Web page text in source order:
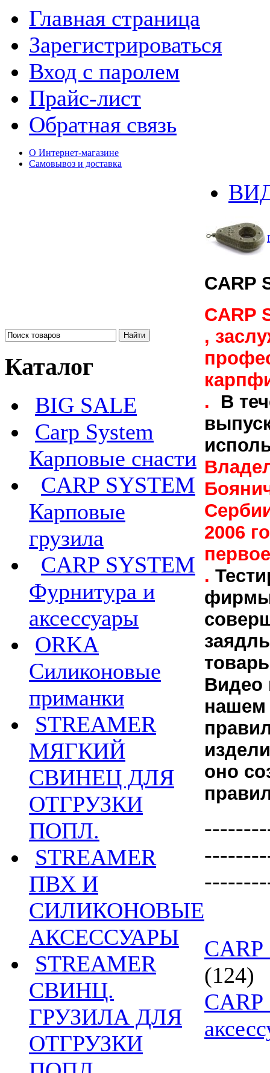
Главная страница
Зарегистрироваться
Вход с паролем
Прайс-лист
Обратная связь
О Интернет-магазине
Самовывоз и доставка
Каталог
BIG SALE
Carp System
Карповые снасти
CARP SYSTEM
Карповые
грузила
CARP SYSTEM
Фурнитура и
аксессуары
ORKA
Силиконовые
приманки
STREAMER
МЯГКИЙ
СВИНЕЦ ДЛЯ
ОТГРУЗКИ
ПОПЛ.
STREAMER
ПВХ И
СИЛИКОНОВЫЕ
АКСЕССУАРЫ
STREAMER
СВИНЦ.
ГРУЗИЛА ДЛЯ
ОТГРУЗКИ
CARP
CARP
,
. В
2006
.
фирмы
Видео
нашем
оно
CARP
(124)